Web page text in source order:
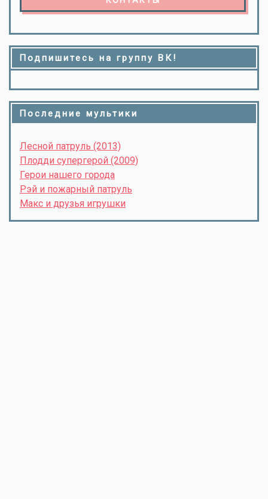
Подпишитесь на группу ВК!
Последние мультики
Лесной патруль (2013)
Плодди супергерой (2009)
Герои нашего города
Рэй и пожарный патруль
Макс и друзья игрушки